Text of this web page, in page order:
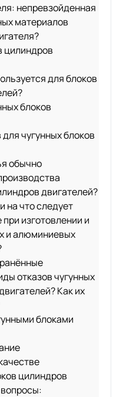
непревзойденная
материалов
цилиндров
для блоков
блоков
чугунных блоков
обычно
двигателей?
на что следует
изготовлении и
и алюминиевых
отказов чугунных
Как их
блоками
цилиндров